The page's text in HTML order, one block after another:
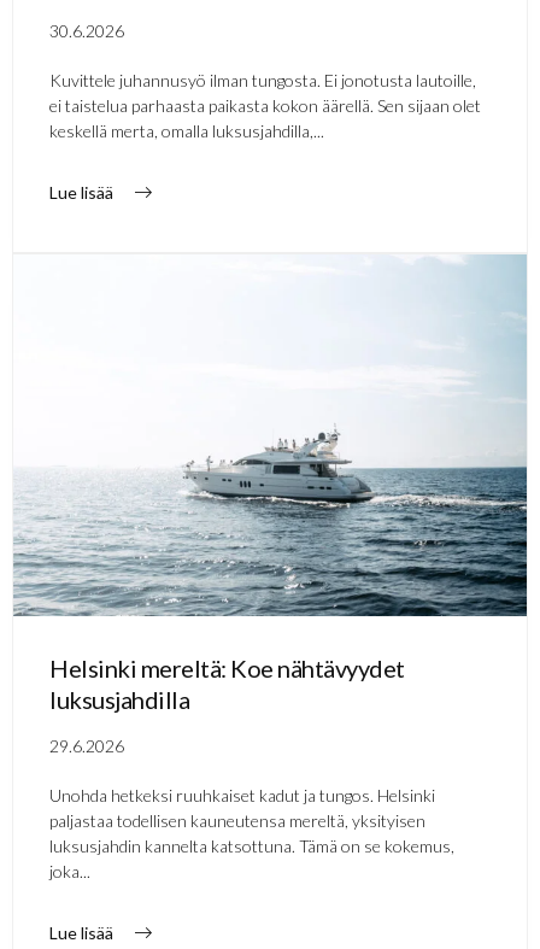
30.6.2026
Kuvittele juhannusyö ilman tungosta. Ei jonotusta lautoille,
ei taistelua parhaasta paikasta kokon äärellä. Sen sijaan olet
keskellä merta, omalla luksusjahdilla,...
Lue lisää
Helsinki mereltä: Koe nähtävyydet
luksusjahdilla
29.6.2026
Unohda hetkeksi ruuhkaiset kadut ja tungos. Helsinki
paljastaa todellisen kauneutensa mereltä, yksityisen
luksusjahdin kannelta katsottuna. Tämä on se kokemus,
joka...
Lue lisää